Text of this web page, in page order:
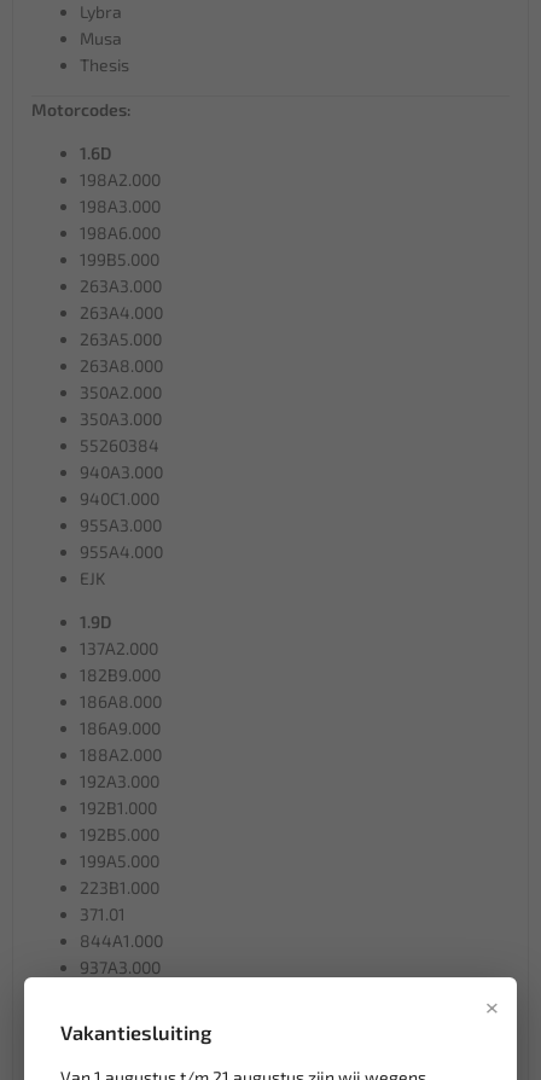
×
Vakantiesluiting
Lybra
Musa
Thesis
Motorcodes:
1.6D
198A2.000
198A3.000
198A6.000
199B5.000
263A3.000
263A4.000
263A5.000
263A8.000
350A2.000
350A3.000
55260384
940A3.000
940C1.000
955A3.000
955A4.000
EJK
1.9D
137A2.000
182B9.000
186A8.000
186A9.000
188A2.000
192A3.000
192B1.000
192B5.000
199A5.000
223B1.000
371.01
844A1.000
937A3.000
939A2.000
D19AA